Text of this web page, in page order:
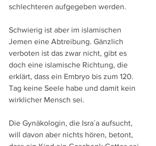
schlechteren aufgegeben werden.
Schwierig ist aber im islamischen
Jemen eine Abtreibung. Gänzlich
verboten ist das zwar nicht, gibt es
doch eine islamische Richtung, die
erklärt, dass ein Embryo bis zum 120.
Tag keine Seele habe und damit kein
wirklicher Mensch sei.
Die Gynäkologin, die Isra´a aufsucht,
will davon aber nichts hören, betont,